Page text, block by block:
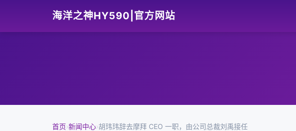
海洋之神HY590|官方网站
首页›新闻中心›胡玮玮辞去摩拜 CEO 一职，由公司总裁刘禹接任